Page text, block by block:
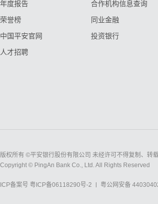
年度报告
荣誉榜
中国平安官网
人才招聘
合作机构信息查询
同业金融
投资银行
版权所有 ©平安银行股份有限公司 未经许可不得复制、转
Copyright © PingAn Bank Co., Ltd. All Rights Reserved
ICP备案号 粤ICP备06118290号-2 粤公网安备